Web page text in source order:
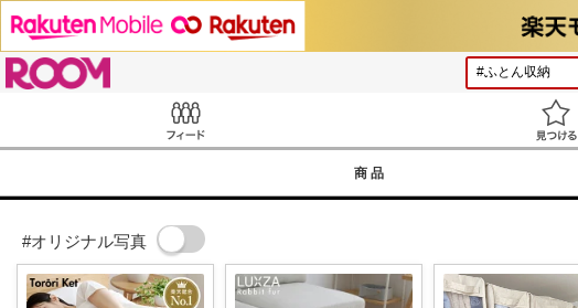
商品
#オリジナル写真